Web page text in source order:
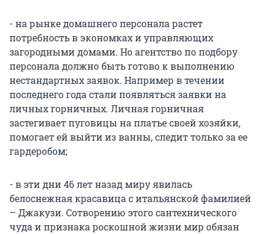
- на рынке домашнего персонала растет
потребность в экономках и управляющих
загородными домами. Но агентство по подбору
персонала должно быть готово к выполнению
нестандартных заявок. Например в течении
последнего года стали появляться заявки на
личных горничных. Личная горничная
застегивает пуговицы на платье своей хозяйки,
помогает ей выйти из ванны, следит только за ее
гардеробом;
- в эти дни 46 лет назад миру явилась
белоснежная красавица с итальянской фамилией
– Джакузи. Сотворению этого сантехнического
чуда и признака роскошной жизни мир обязан